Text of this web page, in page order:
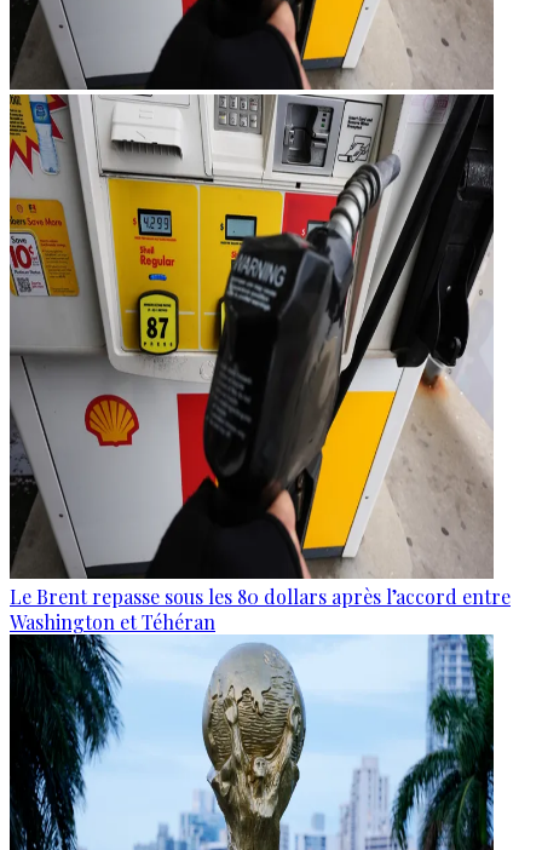
Le Brent repasse sous les 80 dollars après l’accord entre
Washington et Téhéran